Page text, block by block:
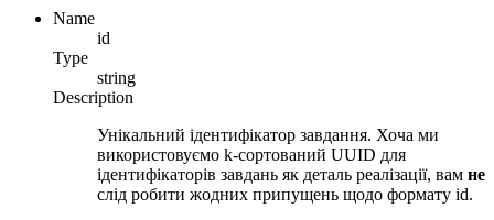
Name
id
Type
string
Description
Унікальний ідентифікатор завдання. Хоча ми
використовуємо k-сортований UUID для
ідентифікаторів завдань як деталь реалізації, вам не
слід робити жодних припущень щодо формату id.